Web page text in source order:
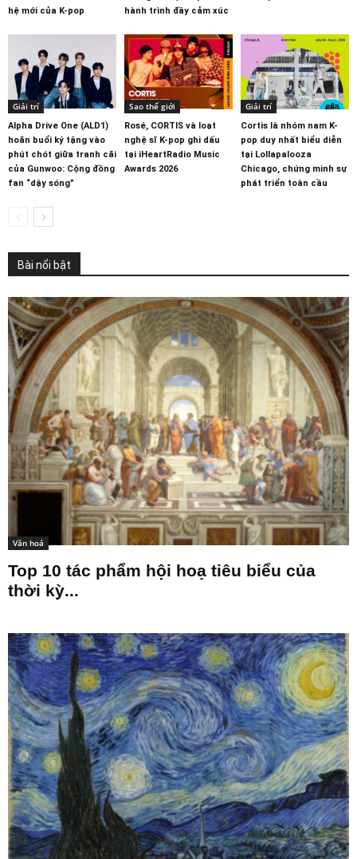
hệ mới của K-pop
hành trình đầy cảm xúc
Giải trí
Alpha Drive One (ALD1)
hoãn buổi ký tặng vào
phút chót giữa tranh cãi
của Gunwoo: Cộng đồng
fan “dậy sóng”
Sao thế giới
Rosé, CORTIS và loạt
nghệ sĩ K-pop ghi dấu
tại iHeartRadio Music
Awards 2026
Giải trí
Cortis là nhóm nam K-
pop duy nhất biểu diễn
tại Lollapalooza
Chicago, chứng minh sự
phát triển toàn cầu
Bài nổi bật
Văn hoá
Top 10 tác phẩm hội hoạ tiêu biểu của
thời kỳ...